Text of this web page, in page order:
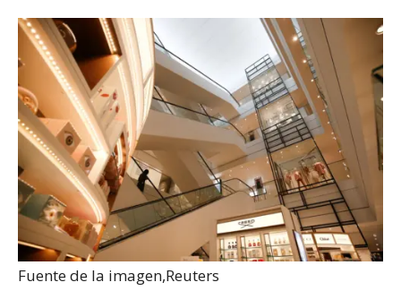
Fuente de la imagen,Reuters